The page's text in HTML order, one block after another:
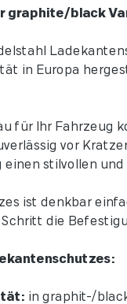
graphite/black
in Europa
für Ihr Fahrzeug
vor
stilvollen und
ist denkbar
die
in graphit-/